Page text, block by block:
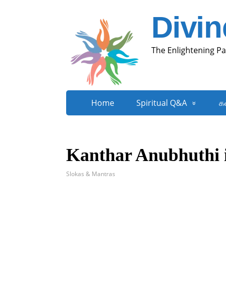
The Enlightening
Home Spiritual Q&A
Kanthar Anubhuthi
Slokas & Mantras